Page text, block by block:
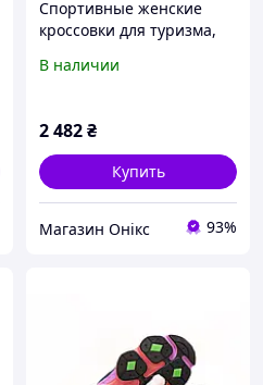
Спортивные женские
кроссовки для туризма,
Летние женские
В наличии
2 482₴
Купить
Магазин Онікс 93%